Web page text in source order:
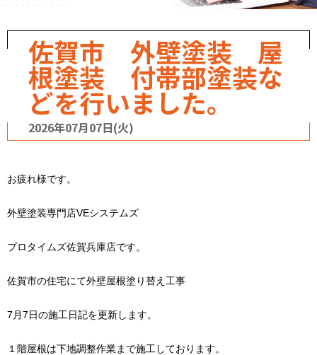
佐賀市 外壁塗装 屋
根塗装 付帯部塗装な
どを行いました。
2026年07月07日(火)
お疲れ様です。
外壁塗装専門店VEシステムズ
プロタイムズ佐賀兵庫店です。
佐賀市の住宅にて外壁屋根塗り替え工事
7月7日の施工日記を更新します。
１階屋根は下地調整作業まで施工しております。